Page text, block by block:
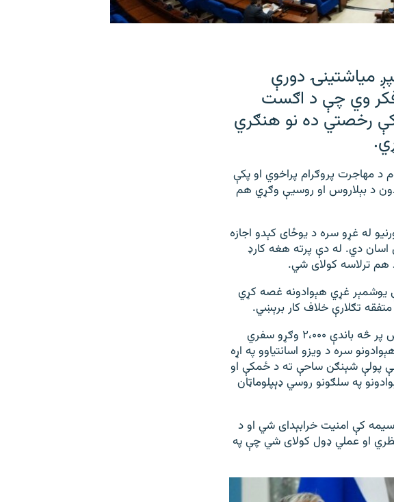
میاشتینۍ دورې
وي چې د اګست
کې رخصتي ده نو هنګري
د مهاجرت پروګرام پراخوي او پکې
ګډون د بېلاروس او روسیې وګړي هم
له غړو سره د یوځای کېدو اجازه
اسان دي. له دې پرته هغه کارډ
هم ترلاسه کولای شي.
یوشمېر غړي هېوادونه غصه کړي
تګلارې خلاف کار برېښي.
اروپايي ټولنې د اوکراین د روانې جګړې له وجې د روسیې او بېلاروس پر څه باندې ۲،۰۰۰ وګړو سفري
سره د ویزو اسانتیاوو په اړه
بې پولې شېنګن ساحې ته د ځمکې او
په سلګونو روسي ډېپلوماټان
کې امنیت خرابېدای شي او د
او عملي ډول کولای شي چې په